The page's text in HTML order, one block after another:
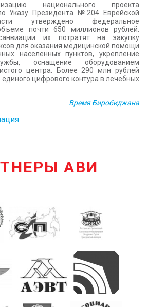
национального проекта
Указу Президента №204 Еврейской
утверждено федеральное
почти 650 миллионов рублей.
их потратят на закупку
для оказания медицинской помощи
населенных пунктов, укрепление
оснащение оборудованием
центра. Более 290 млн рублей
цифрового контура в лечебных
Время Биробиджана
АВИ